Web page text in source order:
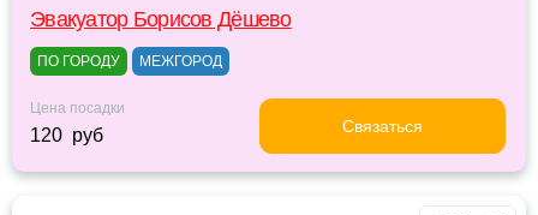
Эвакуатор Борисов Дёшево
ПО ГОРОДУ МЕЖГОРОД
Цена посадки
120 руб Связаться